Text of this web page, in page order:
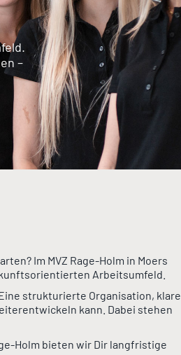
–
Im MVZ Rage-Holm in Moers
Arbeitsumfeld.
strukturierte Organisation, klare
kann. Dabei stehen
Holm bieten wir Dir langfristige